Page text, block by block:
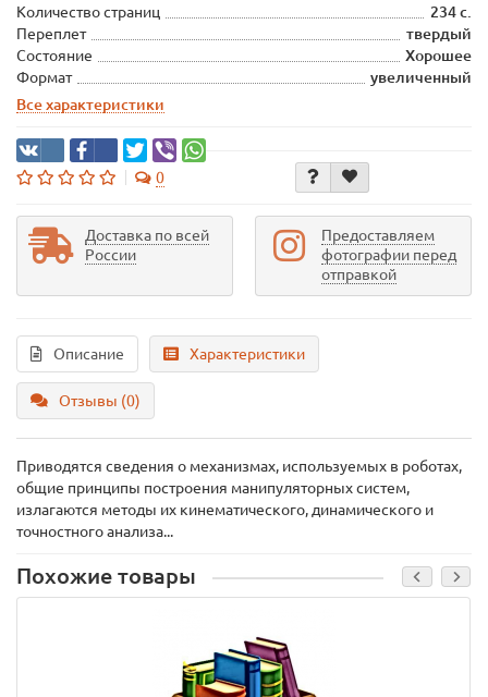
Количество страниц
234 с.
Переплет
твердый
Состояние
Хорошее
Формат
увеличенный
Все характеристики
0
Доставка по всей
России
Предоставляем
фотографии перед
отправкой
Описание Характеристики
Отзывы (0)
Приводятся сведения о механизмах, используемых в роботах,
общие принципы построения манипуляторных систем,
излагаются методы их кинематического, динамического и
точностного анализа...
Похожие товары